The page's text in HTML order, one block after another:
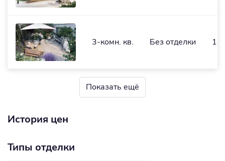
3-комн. кв. Без отделки
Показать ещё
История цен
Типы отделки